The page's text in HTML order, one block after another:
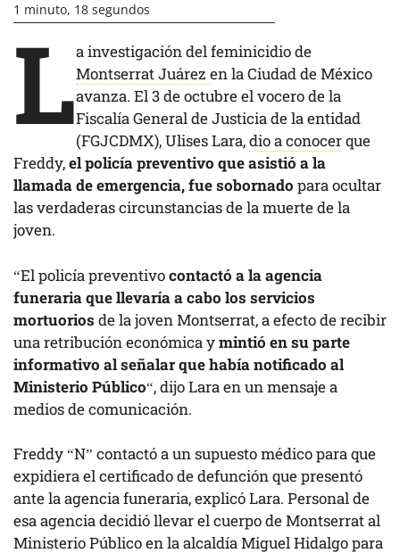
1 minuto, 18 segundos
La investigación del feminicidio de
Montserrat Juárez en la Ciudad de México
avanza. El 3 de octubre el vocero de la
Fiscalía General de Justicia de la entidad
(FGJCDMX), Ulises Lara,dio a conocerque
Freddy,el policía preventivo que asistió a la
llamada de emergencia, fue sobornado para ocultar
las verdaderas circunstancias de la muerte de la
joven.
“El policía preventivocontactó a la agencia
funeraria que llevaría a cabo los servicios
mortuorios de la joven Montserrat, a efecto de recibir
una retribución económica ymintió en su parte
informativo al señalar que había notificado al
Ministerio Público“, dijo Lara en un mensaje a
medios de comunicación.
Freddy “N” contactó a un supuesto médico para que
expidiera el certificado de defunción que presentó
ante la agencia funeraria, explicó Lara. Personal de
esa agencia decidió llevar el cuerpo de Montserrat al
Ministerio Público en la alcaldía Miguel Hidalgo para